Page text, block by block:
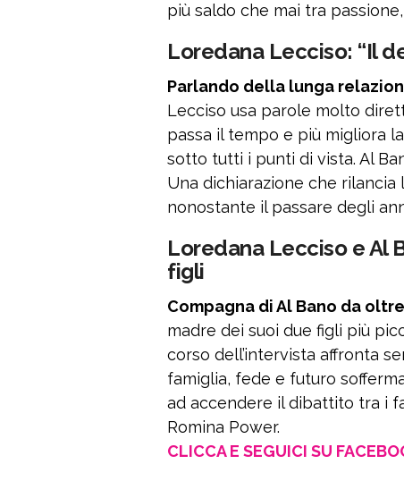
più saldo che mai tra
Loredana Lecciso: “Il
Parlando della lunga
Lecciso usa parole molto
passa il tempo e più migliora
sotto tutti i punti di vista. Al
Una dichiarazione che rilancia
nonostante il passare degli
Loredana Lecciso e Al
figli
Compagna di Al Bano da
madre dei suoi due figli più
corso dell’intervista affronta
famiglia, fede e futuro
ad accendere il dibattito tra i
Romina Power.
CLICCA E SEGUICI SU